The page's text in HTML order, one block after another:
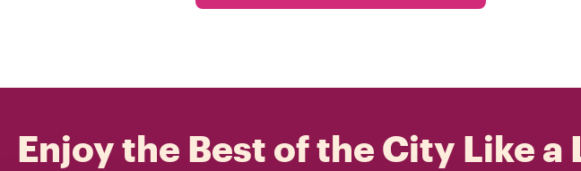
Enjoy the Best of the City Like a